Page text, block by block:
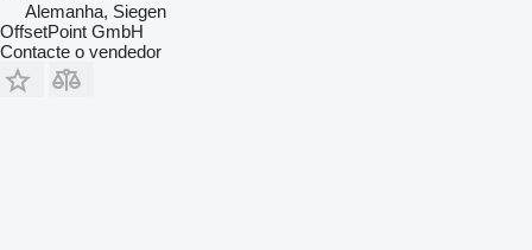
Alemanha, Siegen
OffsetPoint GmbH
Contacte o vendedor